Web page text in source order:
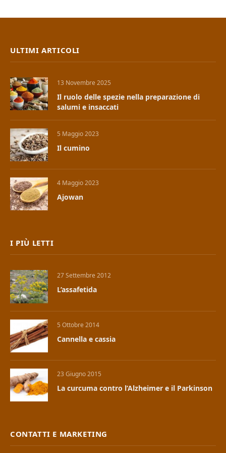
ULTIMI ARTICOLI
13 Novembre 2025
Il ruolo delle spezie nella preparazione di
salumi e insaccati
5 Maggio 2023
Il cumino
4 Maggio 2023
Ajowan
I PIÙ LETTI
27 Settembre 2012
L’assafetida
5 Ottobre 2014
Cannella e cassia
23 Giugno 2015
La curcuma contro l’Alzheimer e il Parkinson
CONTATTI E MARKETING